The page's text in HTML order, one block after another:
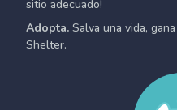
sitio adecuado!
Adopta. Salva una vida,
Shelter.